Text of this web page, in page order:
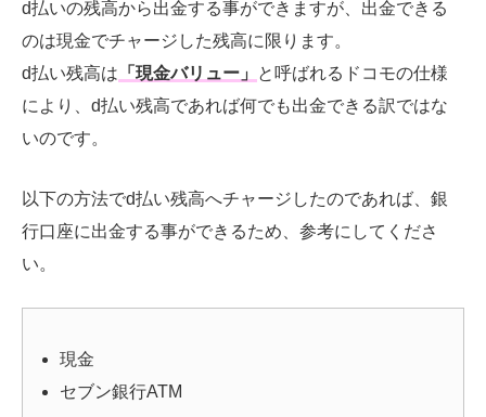
d払いの残高から出金する事ができますが、出金できる
のは現金でチャージした残高に限ります。
d払い残高は 「現金バリュー」
と呼ばれるドコモの仕様
により、d払い残高であれば何でも出金できる訳ではな
いのです。
以下の方法でd払い残高へチャージしたのであれば、銀
行口座に出金する事ができるため、参考にしてくださ
い。
現金
セブン銀行ATM